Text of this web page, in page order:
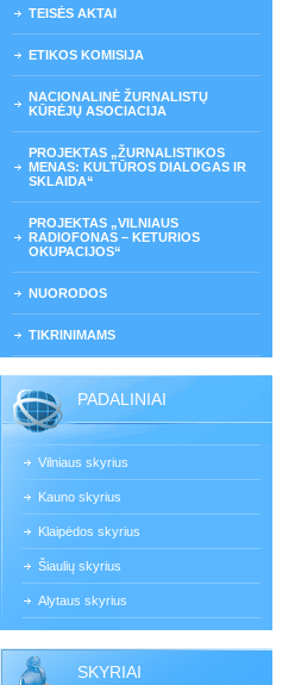
TEISĖS AKTAI
ETIKOS KOMISIJA
NACIONALINĖ ŽURNALISTŲ
KŪRĖJŲ ASOCIACIJA
PROJEKTAS „ŽURNALISTIKOS
MENAS: KULTŪROS DIALOGAS IR
SKLAIDA“
PROJEKTAS „VILNIAUS
RADIOFONAS – KETURIOS
OKUPACIJOS“
NUORODOS
TIKRINIMAMS
PADALINIAI
Vilniaus skyrius
Kauno skyrius
Klaipėdos skyrius
Šiaulių skyrius
Alytaus skyrius
SKYRIAI